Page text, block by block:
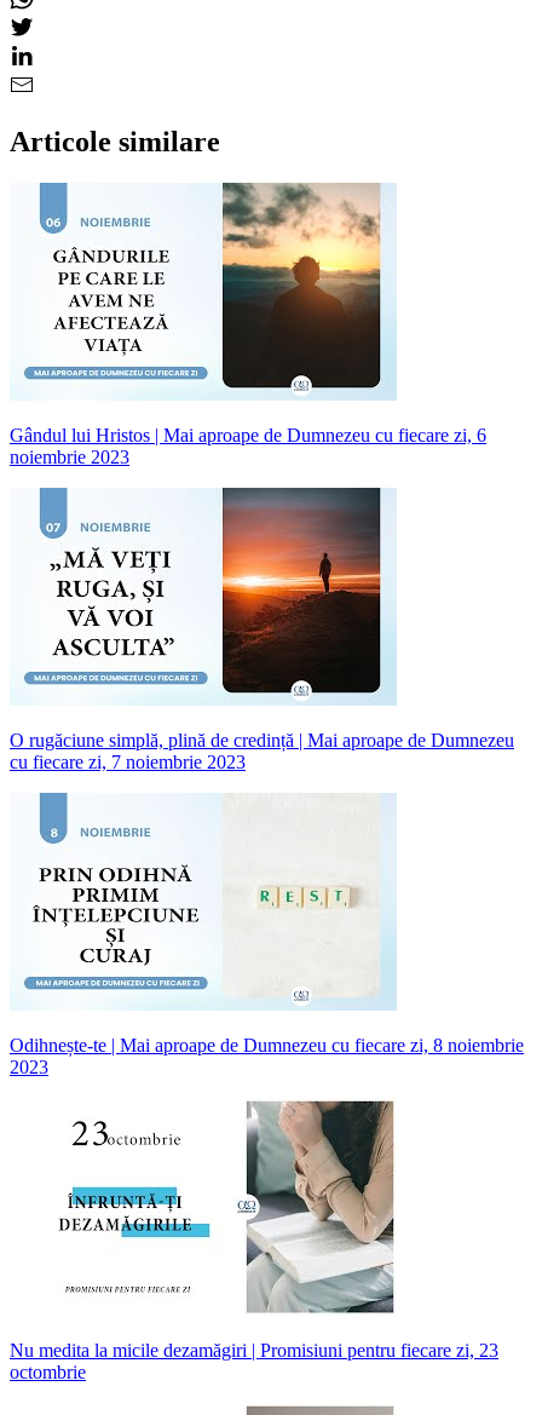
Articole similare
Gândul lui Hristos | Mai aproape de Dumnezeu cu fiecare zi, 6
noiembrie 2023
O rugăciune simplă, plină de credință | Mai aproape de Dumnezeu
cu fiecare zi, 7 noiembrie 2023
Odihnește-te | Mai aproape de Dumnezeu cu fiecare zi, 8 noiembrie
2023
Nu medita la micile dezamăgiri | Promisiuni pentru fiecare zi, 23
octombrie